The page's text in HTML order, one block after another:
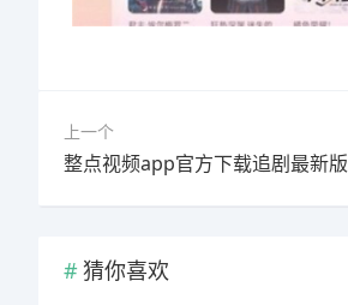
上一个
整点视频app官方下载追剧最新版
猜你喜欢